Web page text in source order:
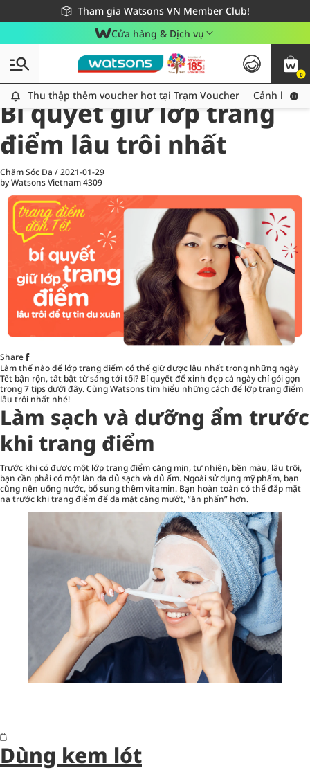
Tham gia Watsons VN Member Club!
Miễn phí giao hàng cho đơn hàng từ 249,000Đ
Giao hàng nhanh 24h - Áp dụng khu vực TP. Hồ Chí Minh
Cửa hàng & Dịch vụ
0
Thu thập thêm voucher hot tại Trạm Voucher
Thu thập thêm voucher hot tại Trạm Voucher Cảnh báo
All
Chăm Sóc Cá Nhân
Bí quyết giữ lớp trang
điểm lâu trôi nhất
Chăm Sóc Da /2021-01-29
by Watsons Vietnam4309
Share
Làm thế nào để lớp trang điểm có thể giữ được lâu nhất trong những ngày
Tết bận rộn, tất bật từ sáng tới tối? Bí quyết để xinh đẹp cả ngày chỉ gói gọn
trong 7 tips dưới đây. Cùng Watsons tìm hiểu những cách để lớp trang điểm
lâu trôi nhất nhé!
Làm sạch và dưỡng ẩm trước
khi trang điểm
Trước khi có được một lớp trang điểm căng mịn, tự nhiên, bền màu, lâu trôi,
bạn cần phải có một làn da đủ sạch và đủ ẩm. Ngoài sử dụng mỹ phẩm, bạn
cũng nên uống nước, bổ sung thêm vitamin. Bạn hoàn toàn có thể đắp mặt
nạ trước khi trang điểm để da mặt căng mướt, “ăn phấn” hơn.
Dùng kem lót